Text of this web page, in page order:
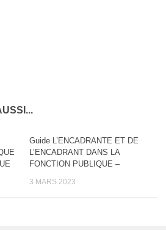
Guide L’ENCADRANTE ET DE
L’ENCADRANT DANS LA
FONCTION PUBLIQUE –
3 MARS 2023